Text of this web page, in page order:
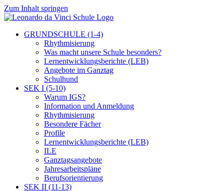
Zum Inhalt springen
GRUNDSCHULE (1-4)
Rhythmisierung
Was macht unsere Schule besonders?
Lernentwicklungsberichte (LEB)
Angebote im Ganztag
Schulhund
SEK I (5-10)
Warum IGS?
Information und Anmeldung
Rhythmisierung
Besondere Fächer
Profile
Lernentwicklungsberichte (LEB)
ILE
Ganztagsangebote
Jahresarbeitspläne
Berufsorientierung
SEK II (11-13)